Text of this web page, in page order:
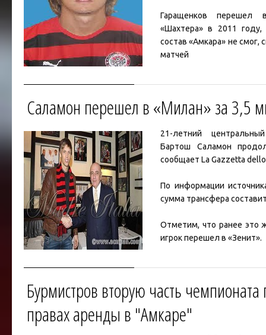
«Динамо» в «Шэньси»
Читать дальше »
Гаращенков перешел
«Шахтера» в 2011
состав «Амкара» не смог,
матчей
Саламон перешел в «Милан» за 3,5
21-летний
Бартош Саламон
сообщает La Gazzetta
По информации
сумма трансфера
Отметим, что ранее это
игрок перешел в «Зенит».
интересыЗлатана
Бурмистров вторую часть
правах аренды в "Амкаре"